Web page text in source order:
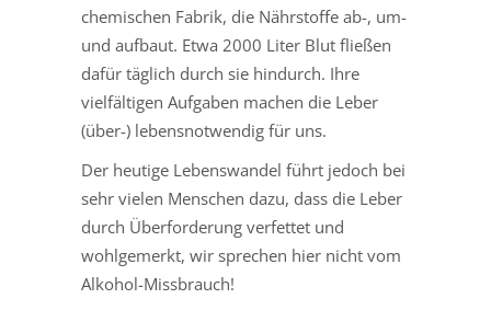
chemischen Fabrik, die Nährstoffe ab-, um-
und aufbaut. Etwa 2000 Liter Blut fließen
dafür täglich durch sie hindurch. Ihre
vielfältigen Aufgaben machen die Leber
(über-) lebensnotwendig für uns.
Der heutige Lebenswandel führt jedoch bei
sehr vielen Menschen dazu, dass die Leber
durch Überforderung verfettet und
wohlgemerkt, wir sprechen hier nicht vom
Alkohol-Missbrauch!